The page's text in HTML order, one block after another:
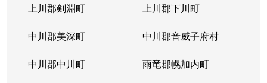
上川郡剣淵町 上川郡下川町
中川郡美深町 中川郡音威子府村
中川郡中川町 雨竜郡幌加内町